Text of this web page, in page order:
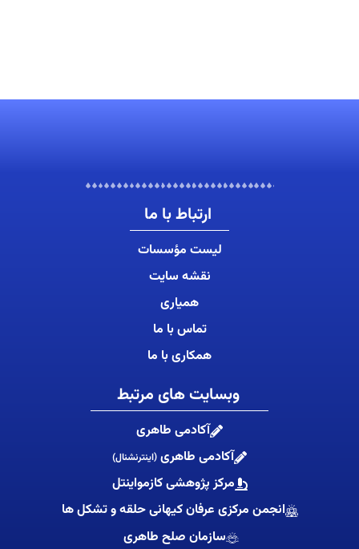
ارتباط با ما
لیست مؤسسات
نقشه سایت
همیاری
تماس با ما
همکاری با ما
وبسایت های مرتبط
آکادمی طاهری
آکادمی طاهری (اینترنشنال)
مرکز پژوهشی کازمواینتل
انجمن مرکزی عرفان کیهانی حلقه و تشکل ها
سازمان صلح طاهری